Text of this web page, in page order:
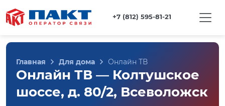
+7 (812) 595-81-21
Главная Для дома Онлайн ТВ
Онлайн ТВ — Колтушское
шоссе, д. 80/2, Всеволожск